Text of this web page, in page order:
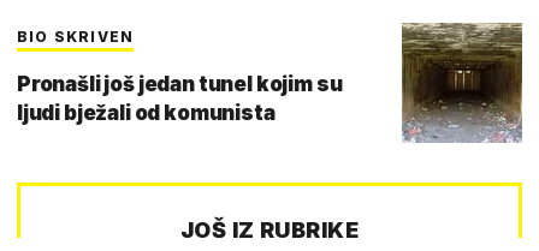
BIO SKRIVEN
Pronašli još jedan tunel kojim su
ljudi bježali od komunista
JOŠ IZ RUBRIKE